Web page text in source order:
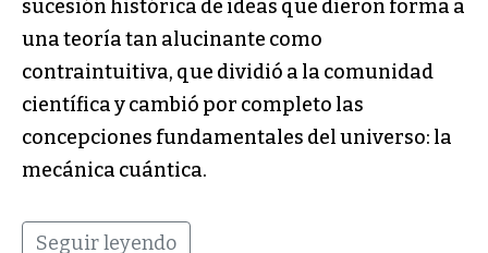
sucesión histórica de ideas que dieron forma a
una teoría tan alucinante como
contraintuitiva, que dividió a la comunidad
científica y cambió por completo las
concepciones fundamentales del universo: la
mecánica cuántica.
Seguir leyendo